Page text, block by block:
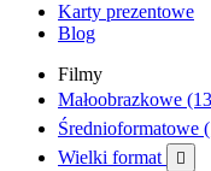
Karty prezentowe
Blog
Filmy
Małoobrazkowe
Średnioformatowe
Wielki format 